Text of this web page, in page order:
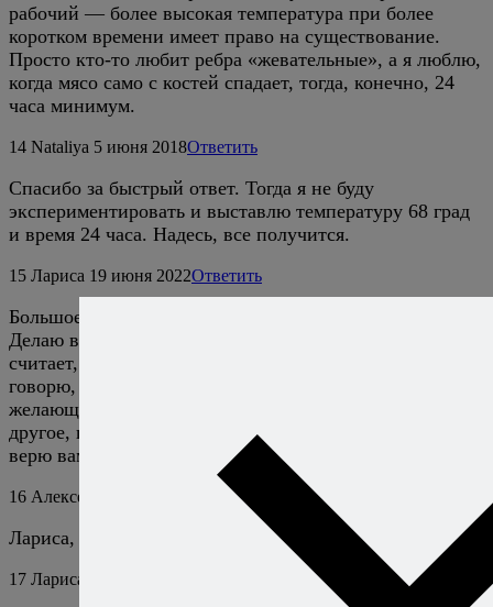
рабочий — более высокая температура при более
коротком времени имеет право на существование.
Просто кто-то любит ребра «жевательные», а я люблю,
когда мясо само с костей спадает, тогда, конечно, 24
часа минимум.
14 Nataliya 5 июня 2018Ответить
Спасибо за быстрый ответ. Тогда я не буду
экспериментировать и выставлю температуру 68 град
и время 24 часа. Надесь, все получится.
15 Лариса 19 июня 2022Ответить
Большое спасибо за удивительно удачный рецепт.
Делаю ваши ребрышки очень часто. Народ уже
считает, что это мое фирменное блюдо, хотя всегда
говорю, что нашла рецепт у кулинарного гуру, даже
желающим ссылки кидаю. Спасибо за это и за многое
другое, постоянно вашими рецептами пользуюсь и
верю вам на 100%.
16 Алексей Онегин 20 июня 2022 Ответить
Лариса, большое спасибо вам!
17 Лариса